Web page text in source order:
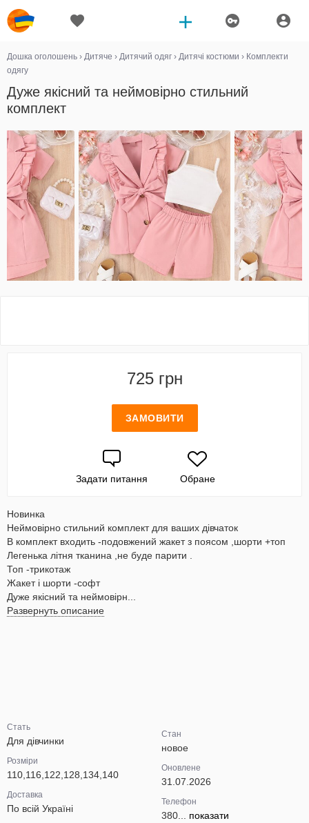
Дошка оголошень › Дитяче › Дитячий одяг › Дитячі костюми › Комплекти
одягу
Дуже якісний та неймовірно стильний
комплект
725 грн
ЗАМОВИТИ
Задати питання Обране
Новинка
Неймовірно стильний комплект для ваших дівчаток
В комплект входить -подовжений жакет з поясом ,шорти +топ
Легенька літня тканина ,не буде парити .
Топ -трикотаж
Жакет і шорти -софт
Дуже якісний та неймовірн...
Развернуть описание
Стать
Для дівчинки
Розміри
110,116,122,128,134,140
Доставка
По всій Україні
Стан
новое
Оновлене
31.07.2026
Телефон
380... показати